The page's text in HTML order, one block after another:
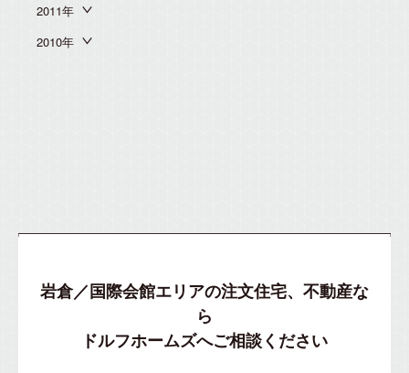
2011年
2010年
岩倉／国際会館エリアの注文住宅、不動産な
ら
ドルフホームズへご相談ください